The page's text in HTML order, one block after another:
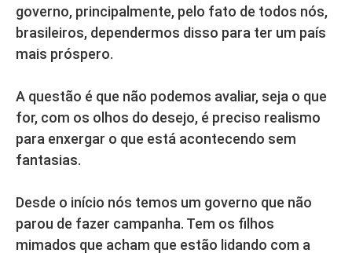
governo, principalmente, pelo fato de todos nós,
brasileiros, dependermos disso para ter um país
mais próspero.
A questão é que não podemos avaliar, seja o que
for, com os olhos do desejo, é preciso realismo
para enxergar o que está acontecendo sem
fantasias.
Desde o início nós temos um governo que não
parou de fazer campanha. Tem os filhos
mimados que acham que estão lidando com a